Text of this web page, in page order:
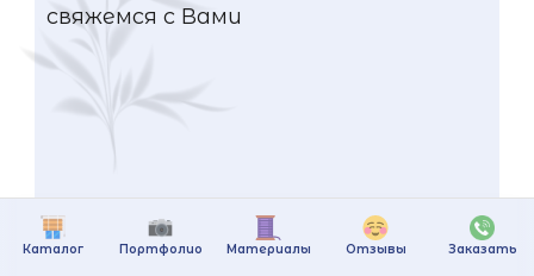
Каталог Портфолио Материалы Отзывы Заказать
свяжемся с Вами